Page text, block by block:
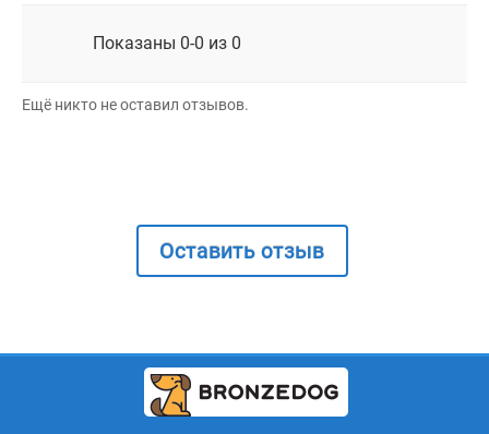
Показаны 0-0 из 0
Ещё никто не оставил отзывов.
Оставить отзыв